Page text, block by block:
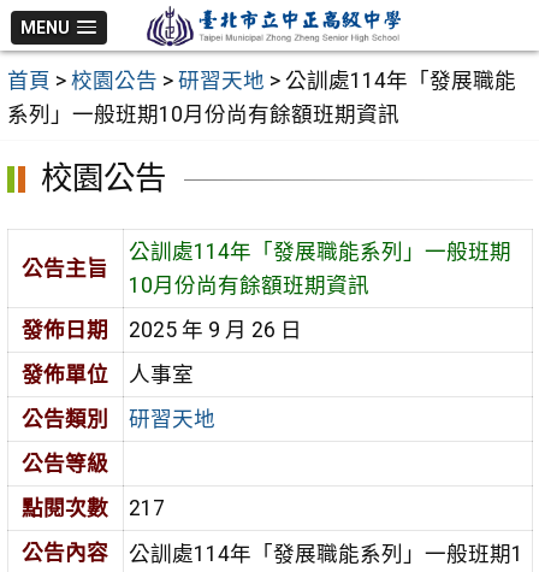
跳
至
主
要
MENU
首頁 > 校園公告 > 研習天地 > 公訓處114年「發展職能
系列」一般班期10月份尚有餘額班期資訊
校園公告
公告主旨
公訓處114年「發展職能系列」一般班期
10月份尚有餘額班期資訊
發佈日期
2025 年 9 月 26 日
發佈單位
人事室
公告類別
研習天地
公告等級
點閱次數
217
公告內容
公訓處114年「發展職能系列」一般班期1